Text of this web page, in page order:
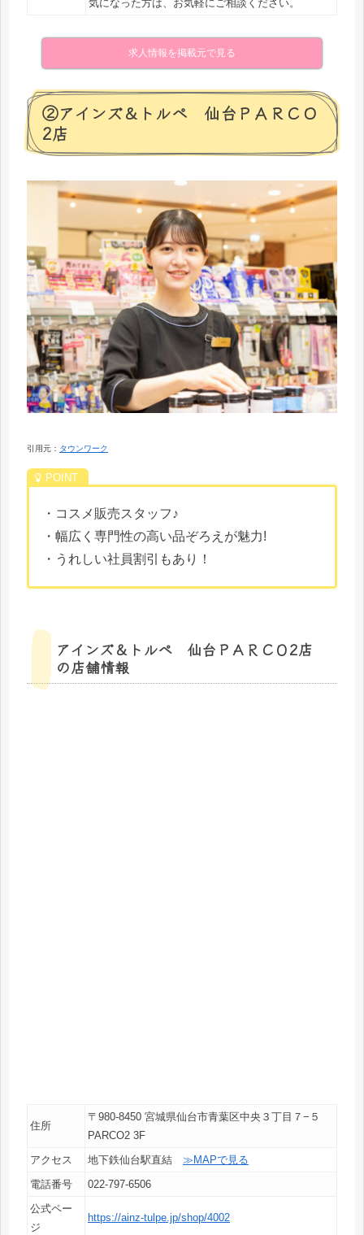
気になった方は、お気軽にご相談ください。
求人情報を掲載元で見る
②アインズ＆トルペ 仙台ＰＡＲＣＯ
2店
引用元： タウンワーク
・コスメ販売スタッフ♪
・幅広く専門性の高い品ぞろえが魅力!
・うれしい社員割引もあり！
アインズ＆トルペ 仙台ＰＡＲＣＯ2店
の店舗情報
住所
〒980-8450 宮城県仙台市青葉区中央３丁目７−５
PARCO2 3F
アクセス
地下鉄仙台駅直結 ≫MAPで見る
電話番号
022-797-6506
公式ペー
ジ
https://ainz-tulpe.jp/shop/4002